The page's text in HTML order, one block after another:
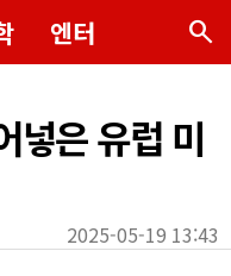
엔터 search
넣은 유럽 미
2025-05-19 13:43